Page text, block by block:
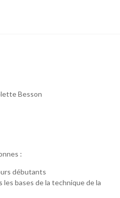
:
débutants
bases de la technique de la
Besson